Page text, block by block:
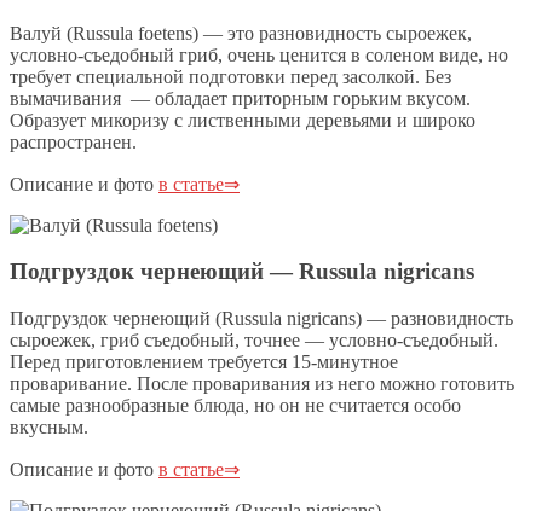
Валуй (Russula foetens) — это разновидность сыроежек,
условно-съедобный гриб, очень ценится в соленом виде, но
требует специальной подготовки перед засолкой. Без
вымачивания — обладает приторным горьким вкусом.
Образует микоризу с лиственными деревьями и широко
распространен.
Описание и фото в статье⇒
Подгруздок чернеющий — Russula nigricans
Подгруздок чернеющий (Russula nigricans) — разновидность
сыроежек, гриб съедобный, точнее — условно-съедобный.
Перед приготовлением требуется 15-минутное
проваривание. После проваривания из него можно готовить
самые разнообразные блюда, но он не считается особо
вкусным.
Описание и фото в статье⇒